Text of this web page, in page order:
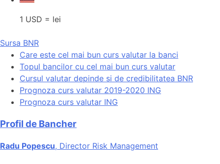
1 USD = lei
Sursa BNR
Care este cel mai bun curs valutar la banci
Topul bancilor cu cel mai bun curs valutar
Cursul valutar depinde si de credibilitatea BNR
Prognoza curs valutar 2019-2020 ING
Prognoza curs valutar ING
Profil de Bancher
Radu Popescu, Director Risk Management